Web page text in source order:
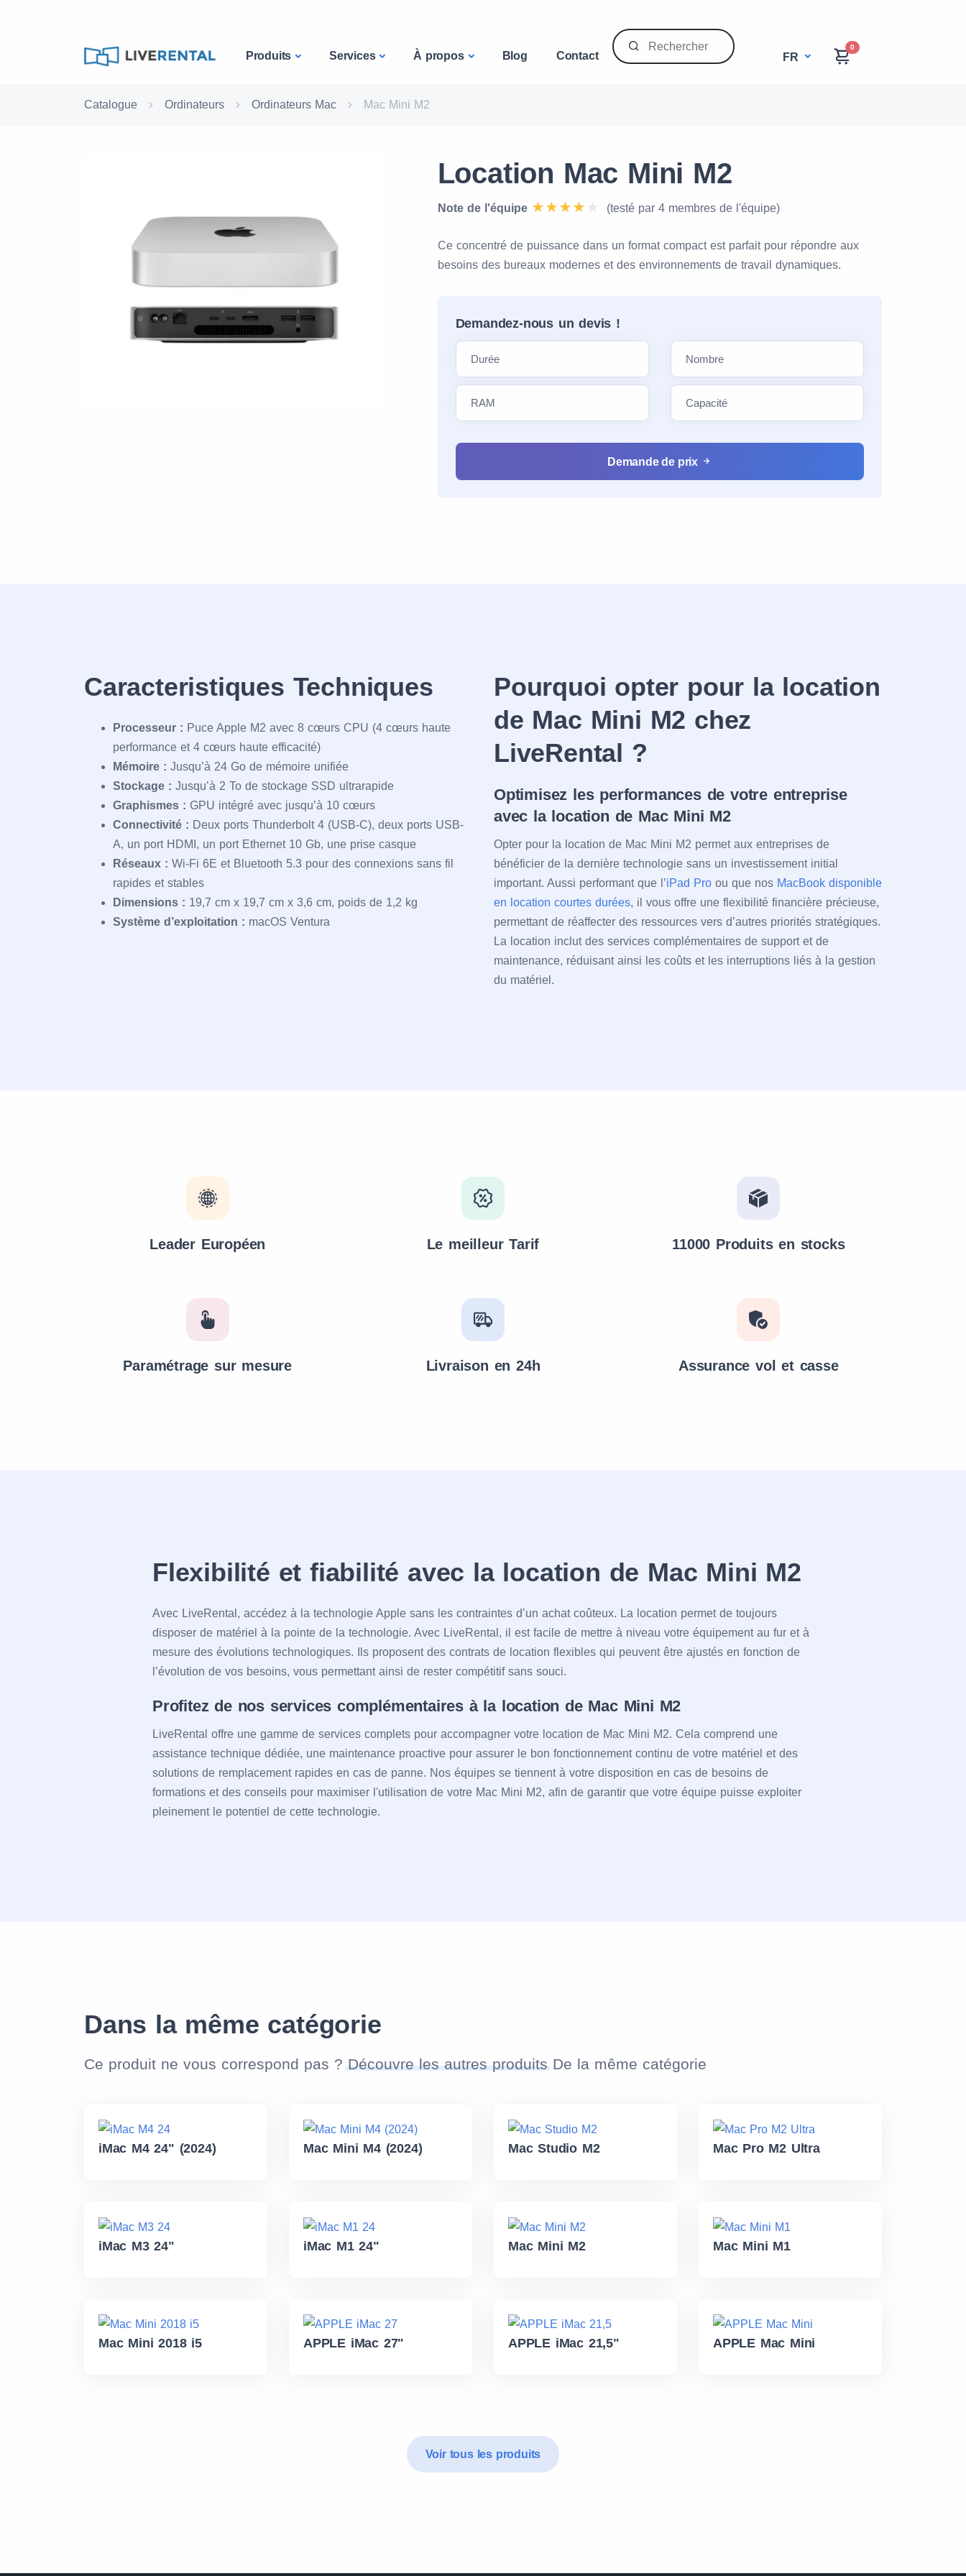
Produits Services À propos Blog Contact FR
0
Catalogue Ordinateurs Ordinateurs Mac Mac Mini M2
Location Mac Mini M2
Note de l'équipe (testé par 4 membres de l'équipe)
Ce concentré de puissance dans un format compact est parfait pour répondre aux
besoins des bureaux modernes et des environnements de travail dynamiques.
Demandez-nous un devis !
Demande de prix
Caracteristiques Techniques
Processeur : Puce Apple M2 avec 8 cœurs CPU (4 cœurs haute
performance et 4 cœurs haute efficacité)
Mémoire : Jusqu’à 24 Go de mémoire unifiée
Stockage : Jusqu’à 2 To de stockage SSD ultrarapide
Graphismes : GPU intégré avec jusqu’à 10 cœurs
Connectivité : Deux ports Thunderbolt 4 (USB-C), deux ports USB-
A, un port HDMI, un port Ethernet 10 Gb, une prise casque
Réseaux : Wi-Fi 6E et Bluetooth 5.3 pour des connexions sans fil
rapides et stables
Dimensions : 19,7 cm x 19,7 cm x 3,6 cm, poids de 1,2 kg
Système d’exploitation : macOS Ventura
Pourquoi opter pour la location
de Mac Mini M2 chez
LiveRental ?
Optimisez les performances de votre entreprise
avec la location de Mac Mini M2
Opter pour la location de Mac Mini M2 permet aux entreprises de
bénéficier de la dernière technologie sans un investissement initial
important. Aussi performant que l’iPad Pro ou que nos MacBook disponible
en location courtes durées, il vous offre une flexibilité financière précieuse,
permettant de réaffecter des ressources vers d’autres priorités stratégiques.
La location inclut des services complémentaires de support et de
maintenance, réduisant ainsi les coûts et les interruptions liés à la gestion
du matériel.
Leader Européen Le meilleur Tarif 11000 Produits en stocks
Paramétrage sur mesure Livraison en 24h Assurance vol et casse
Flexibilité et fiabilité avec la location de Mac Mini M2
Avec LiveRental, accédez à la technologie Apple sans les contraintes d’un achat coûteux. La location permet de toujours
disposer de matériel à la pointe de la technologie. Avec LiveRental, il est facile de mettre à niveau votre équipement au fur et à
mesure des évolutions technologiques. Ils proposent des contrats de location flexibles qui peuvent être ajustés en fonction de
l’évolution de vos besoins, vous permettant ainsi de rester compétitif sans souci.
Profitez de nos services complémentaires à la location de Mac Mini M2
LiveRental offre une gamme de services complets pour accompagner votre location de Mac Mini M2. Cela comprend une
assistance technique dédiée, une maintenance proactive pour assurer le bon fonctionnement continu de votre matériel et des
solutions de remplacement rapides en cas de panne. Nos équipes se tiennent à votre disposition en cas de besoins de
formations et des conseils pour maximiser l'utilisation de votre Mac Mini M2, afin de garantir que votre équipe puisse exploiter
pleinement le potentiel de cette technologie.
Dans la même catégorie
Ce produit ne vous correspond pas ?Découvre les autres produitsDe la même catégorie
iMac M4 24" (2024) Mac Mini M4 (2024) Mac Studio M2 Mac Pro M2 Ultra
iMac M3 24" iMac M1 24" Mac Mini M2 Mac Mini M1
Mac Mini 2018 i5 APPLE iMac 27" APPLE iMac 21,5" APPLE Mac Mini
Voir tous les produits